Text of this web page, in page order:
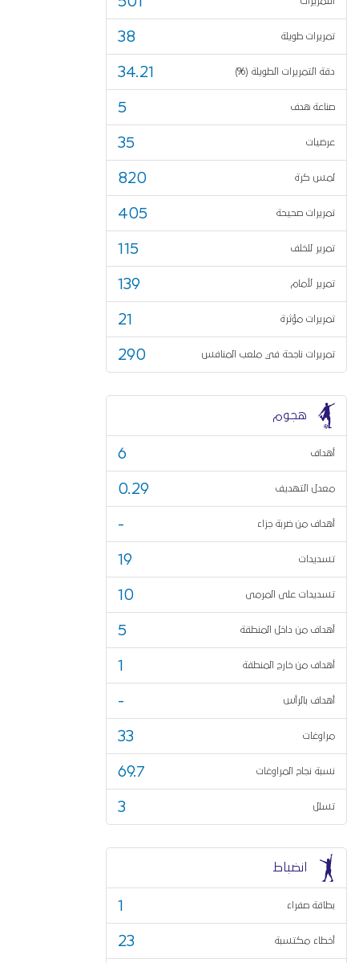
تمريرات طويلة 38
دقة التمريرات الطويلة (%) 34.21
صناعة هدف 5
عرضيات 35
لمس كرة 820
تمريرات صحيحة 405
تمرير للخلف 115
تمرير لأمام 139
تمريرات مؤثرة 21
تمريرات ناجحة في ملعب المنافس 290
هجوم
أهداف 6
معدل التهديف 0.29
أهداف من ضربة جزاء -
تسديدات 19
تسديدات على المرمى 10
أهداف من داخل المنطقة 5
أهداف من خارج المنطقة 1
أهداف بالرأس -
مراوغات 33
نسبة نجاح المراوغات 69.7
تسلل 3
انضباط
بطاقة صفراء 1
أخطاء مكتسبة 23